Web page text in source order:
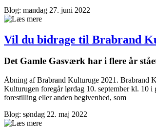
Blog: mandag 27. juni 2022
Vil du bidrage til Brabrand
Det Gamle Gasværk har i flere år
Åbning af Brabrand Kulturuge 2021. Brabrand
Kulturugen foregår lørdag 10. september kl. 10 i
forestilling eller anden begivenhed, som
Blog: søndag 22. maj 2022